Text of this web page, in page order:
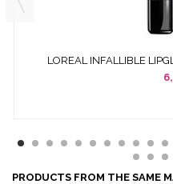
LOREAL INFALLIBLE
PRODUCTS FROM THE SAME